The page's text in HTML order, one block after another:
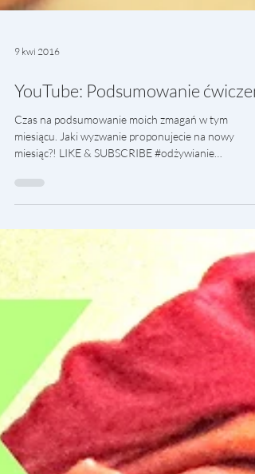
9 kwi 2016
YouTube: Podsumowanie ćwiczeń
Czas na podsumowanie moich zmagań w tym
miesiąc?! LIKE & SUBSCRIBE #odżywianie
#challenge...